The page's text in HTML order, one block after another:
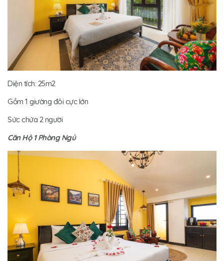
Diện tích: 25m2
Gồm 1 giường đôi cực lớn
Sức chứa 2 người
Căn Hộ 1 Phòng Ngủ